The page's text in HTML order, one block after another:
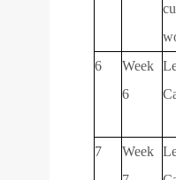
6
Week
6
C
7
Week